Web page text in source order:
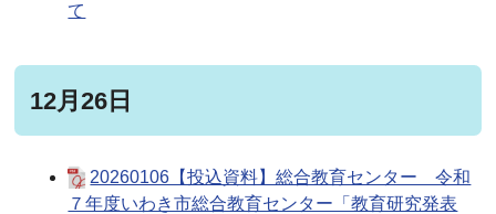
て
12月26日
20260106【投込資料】総合教育センター 令和
７年度いわき市総合教育センター「教育研究発表